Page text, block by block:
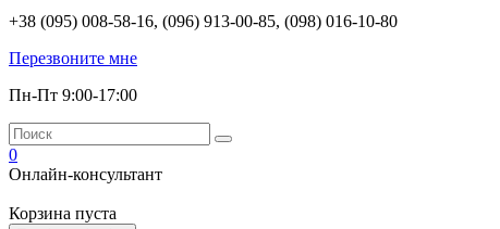
+38 (095) 008-58-16, (096) 913-00-85, (098) 016-10-80
Перезвоните мне
Пн-Пт 9:00-17:00
0
Онлайн-консультант
Корзина пуста